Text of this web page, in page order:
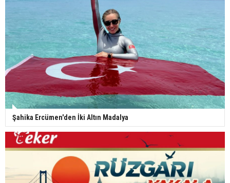
Şahika Ercümen'den İki Altın Madalya